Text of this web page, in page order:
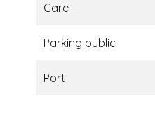
Gare
Parking public
Port